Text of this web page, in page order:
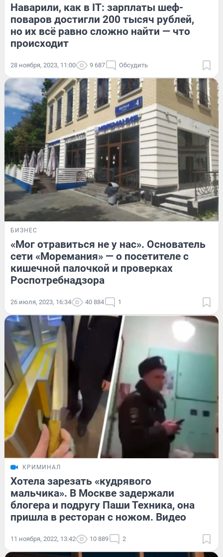
Наварили, как в IT: зарплаты шеф-
поваров достигли 200 тысяч рублей,
но их всё равно сложно найти — что
происходит
28 ноября, 2023, 11:00 9 687 Обсудить
БИЗНЕС
«Мог отравиться не у нас». Основатель
сети «Моремания» — о посетителе с
кишечной палочкой и проверках
Роспотребнадзора
26 июля, 2023, 16:34 40 884 1
КРИМИНАЛ
Хотела зарезать «кудрявого
мальчика». В Москве задержали
блогера и подругу Паши Техника, она
пришла в ресторан с ножом. Видео
11 ноября, 2022, 13:42 10 889 2